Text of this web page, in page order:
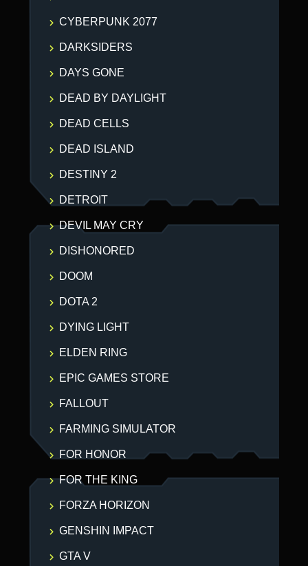
CYBERPUNK 2077
DARKSIDERS
DAYS GONE
DEAD BY DAYLIGHT
DEAD CELLS
DEAD ISLAND
DESTINY 2
DETROIT
DEVIL MAY CRY
DISHONORED
DOOM
DOTA 2
DYING LIGHT
ELDEN RING
EPIC GAMES STORE
FALLOUT
FARMING SIMULATOR
FOR HONOR
FOR THE KING
FORZA HORIZON
GENSHIN IMPACT
GTA V